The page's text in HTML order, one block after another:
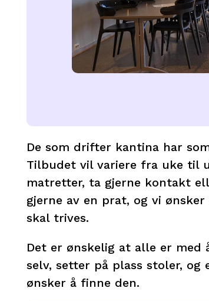
De som drifter kantina har
Tilbudet vil variere fra uke til
matretter, ta gjerne kontakt
gjerne av en prat, og vi
skal trives.
Det er ønskelig at alle er
selv, setter på plass stoler,
ønsker å finne den.